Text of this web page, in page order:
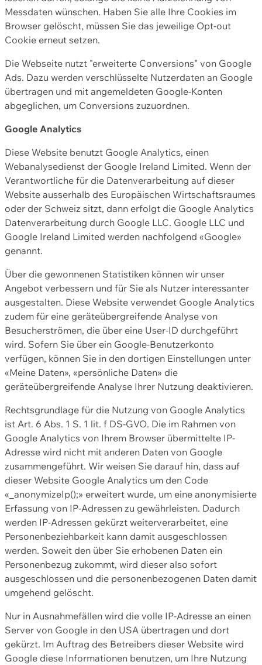
Messdaten wünschen. Haben Sie alle Ihre Cookies im
Browser gelöscht, müssen Sie das jeweilige Opt-out
Cookie erneut setzen.
Die Webseite nutzt "erweiterte Conversions" von Google
Ads. Dazu werden verschlüsselte Nutzerdaten an Google
übertragen und mit angemeldeten Google-Konten
abgeglichen, um Conversions zuzuordnen.
Google Analytics
Diese Website benutzt Google Analytics, einen
Webanalysedienst der Google Ireland Limited. Wenn der
Verantwortliche für die Datenverarbeitung auf dieser
Website ausserhalb des Europäischen Wirtschaftsraumes
oder der Schweiz sitzt, dann erfolgt die Google Analytics
Datenverarbeitung durch Google LLC. Google LLC und
Google Ireland Limited werden nachfolgend «Google»
genannt.
Über die gewonnenen Statistiken können wir unser
Angebot verbessern und für Sie als Nutzer interessanter
ausgestalten. Diese Website verwendet Google Analytics
zudem für eine geräteübergreifende Analyse von
Besucherströmen, die über eine User-ID durchgeführt
wird. Sofern Sie über ein Google-Benutzerkonto
verfügen, können Sie in den dortigen Einstellungen unter
«Meine Daten», «persönliche Daten» die
geräteübergreifende Analyse Ihrer Nutzung deaktivieren.
Rechtsgrundlage für die Nutzung von Google Analytics
ist Art. 6 Abs. 1 S. 1 lit. f DS-GVO. Die im Rahmen von
Google Analytics von Ihrem Browser übermittelte IP-
Adresse wird nicht mit anderen Daten von Google
zusammengeführt. Wir weisen Sie darauf hin, dass auf
dieser Website Google Analytics um den Code
«_anonymizeIp();» erweitert wurde, um eine anonymisierte
Erfassung von IP-Adressen zu gewährleisten. Dadurch
werden IP-Adressen gekürzt weiterverarbeitet, eine
Personenbeziehbarkeit kann damit ausgeschlossen
werden. Soweit den über Sie erhobenen Daten ein
Personenbezug zukommt, wird dieser also sofort
ausgeschlossen und die personenbezogenen Daten damit
umgehend gelöscht.
Nur in Ausnahmefällen wird die volle IP-Adresse an einen
Server von Google in den USA übertragen und dort
gekürzt. Im Auftrag des Betreibers dieser Website wird
Google diese Informationen benutzen, um Ihre Nutzung